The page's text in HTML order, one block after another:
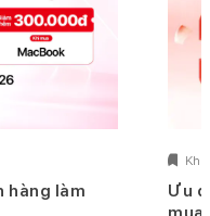
hàng làm
Ưu